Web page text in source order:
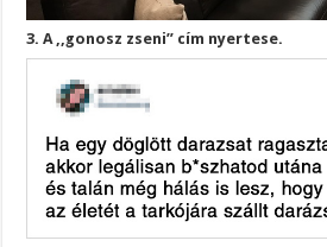
3. A ,,gonosz zseni” cím nyertese.